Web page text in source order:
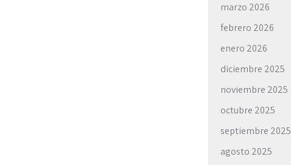
marzo 2026
febrero 2026
enero 2026
diciembre 2025
noviembre 2025
octubre 2025
septiembre 2025
agosto 2025